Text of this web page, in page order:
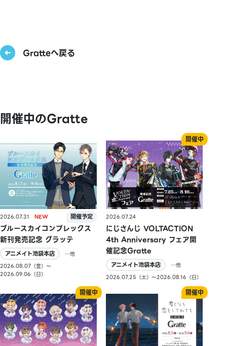
Gratteへ戻る
開催中のGratte
2026.07.31
ブルースカイコンプレックス
新刊発売記念 グラッテ
アニメイト池袋本店
…他
2026.08.07（金）〜
2026.09.06（日）
2026.07.24
にじさんじ VOLTACTION
4th Anniversary フェア開
催記念Gratte
アニメイト池袋本店
…他
2026.07.25（土）〜2026.08.16（日）